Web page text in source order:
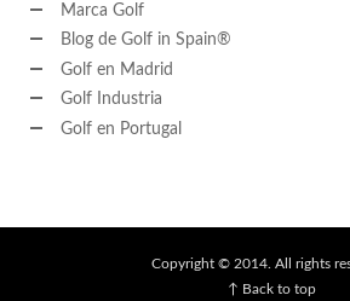
Marca Golf
Blog de Golf in Spain®
Golf en Madrid
Golf Industria
Golf en Portugal
Copyright © 2014. All rights
↑ Back to top